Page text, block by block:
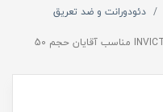
دئودورانت و ضد تعریق
رول ضد تعریق پلی هات مومنت مدل INVICTUS مناسب آقایان حجم 50